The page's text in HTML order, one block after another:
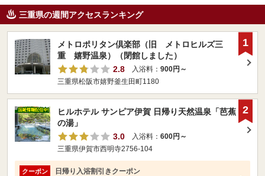
三重県の週間アクセスランキング
メトロポリタン倶楽部（旧 メトロヒルズ三
重 嬉野温泉）（閉館しました）
2.8
入浴料： 900円～
三重県松阪市嬉野釜生田町1180
1
ヒルホテル サンピア伊賀 日帰り天然温泉「芭蕉
の湯」
3.0
入浴料： 600円～
三重県伊賀市西明寺2756-104
クーポン 日帰り入浴割引きクーポン
2